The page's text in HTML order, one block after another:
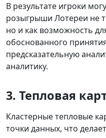
В результате игроки
розыгрыши Лотереи не
но и как возможность
обоснованного
предсказательную
аналитику.
3. Тепловая
Кластерные тепловые
точки данных, что